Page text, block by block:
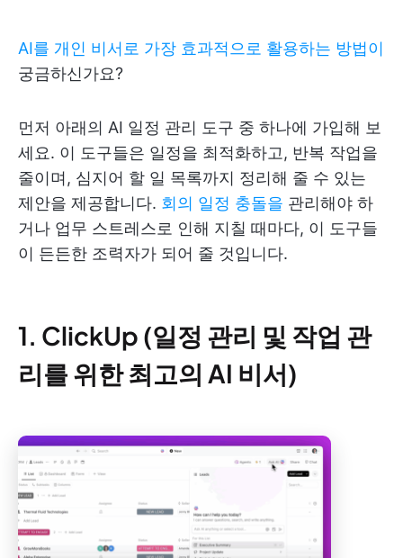
AI를 개인 비서로 가장 효과적으로 활용하는 방법이
궁금하신가요?
먼저 아래의 AI 일정 관리 도구 중 하나에 가입해 보
세요. 이 도구들은 일정을 최적화하고, 반복 작업을
줄이며, 심지어 할 일 목록까지 정리해 줄 수 있는
제안을 제공합니다. 회의 일정 충돌을 관리해야 하
거나 업무 스트레스로 인해 지칠 때마다, 이 도구들
이 든든한 조력자가 되어 줄 것입니다.
1. ClickUp (일정 관리 및 작업 관
리를 위한 최고의 AI 비서)